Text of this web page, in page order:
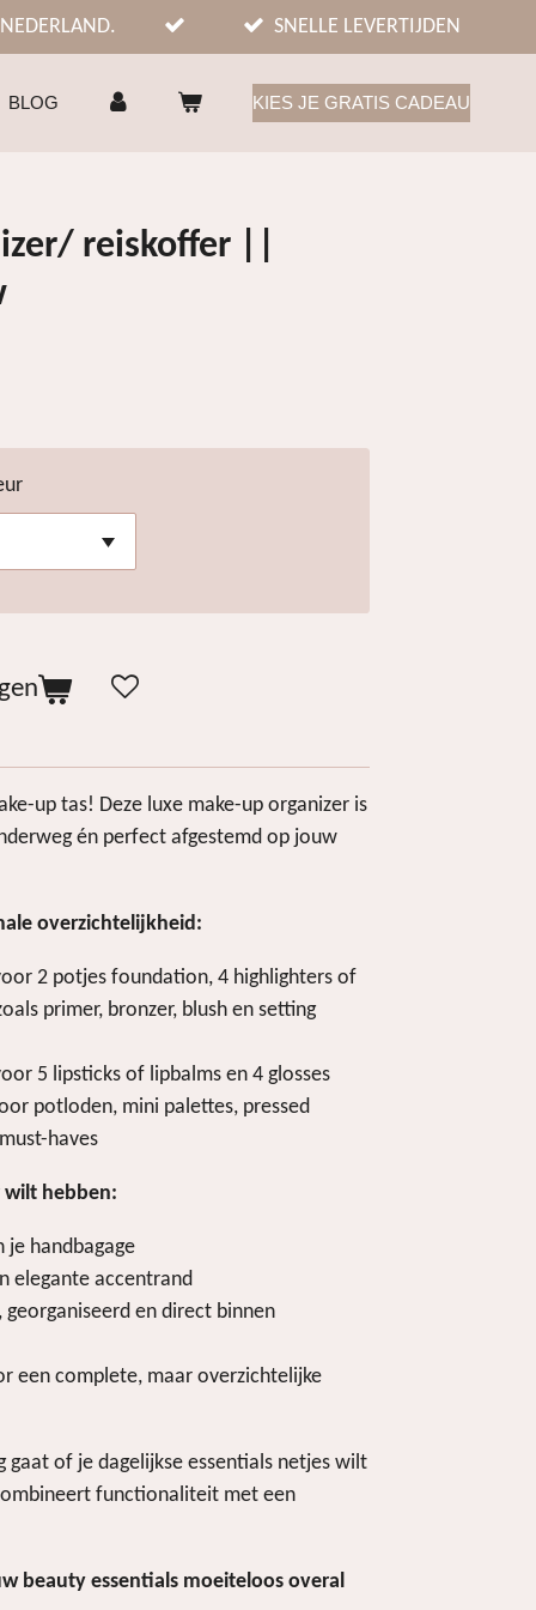
SNELLE LEVERTIJDEN
BLOG KIES JE GRATIS CADEAU
reiskoffer ||
up tas! Deze luxe make-up organizer is
én perfect afgestemd op jouw
overzichtelijkheid:
2 potjes foundation, 4 highlighters of
primer, bronzer, blush en setting
5 lipsticks of lipbalms en 4 glosses
potloden, mini palettes, pressed
haves
wilt hebben:
handbagage
elegante accentrand
en direct binnen
een complete, maar overzichtelijke
gaat of je dagelijkse essentials netjes wilt
functionaliteit met een
beauty essentials moeiteloos overal